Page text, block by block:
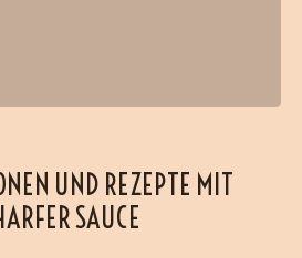
UND REZEPTE MIT
SAUCE